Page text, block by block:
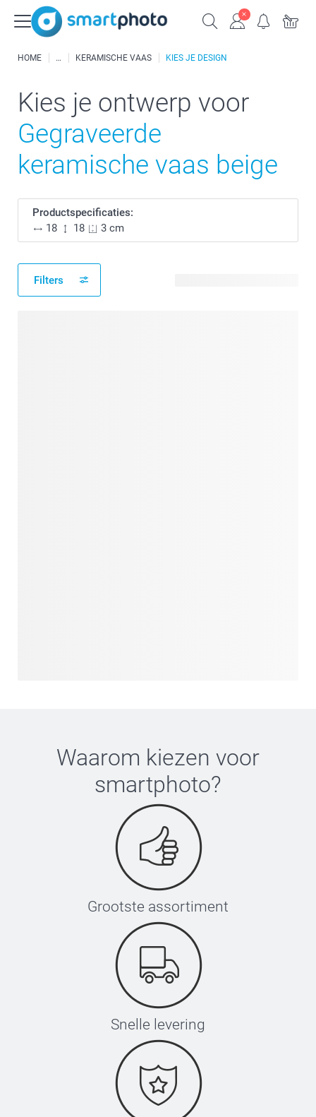
HOME KERAMISCHE VAAS KIES JE DESIGN
Kies je ontwerp voor
Gegraveerde
keramische vaas beige
Productspecificaties:
18
18 3 cm
Filters
Waarom kiezen voor
smartphoto?
Grootste assortiment
Snelle levering